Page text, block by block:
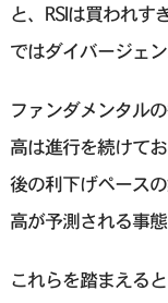
と、RSIは買われす
ではダイバージェ
ファンダメンタル
高は進行を続けて
後の利下げペース
高が予測される事態
これらを踏まえる